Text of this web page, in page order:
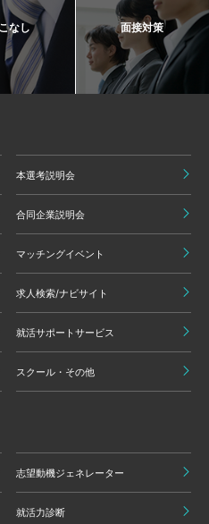
なし 面接対策
本選考説明会
合同企業説明会
マッチングイベント
求人検索/ナビサイト
就活サポートサービス
スクール・その他
志望動機ジェネレーター
就活力診断